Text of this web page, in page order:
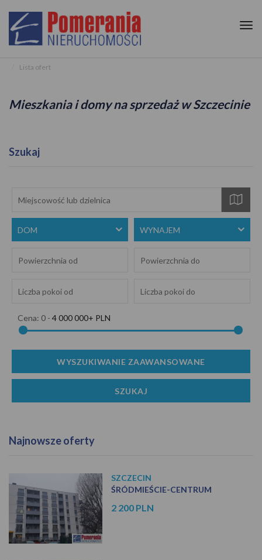
Lista ofert
Mieszkania i domy na sprzedaż w Szczecinie
Szukaj
DOM WYNAJEM
Cena: 0 - 4 000 000+ PLN
Najnowsze oferty
SZCZECIN
ŚRÓDMIEŚCIE-CENTRUM
2 200 PLN